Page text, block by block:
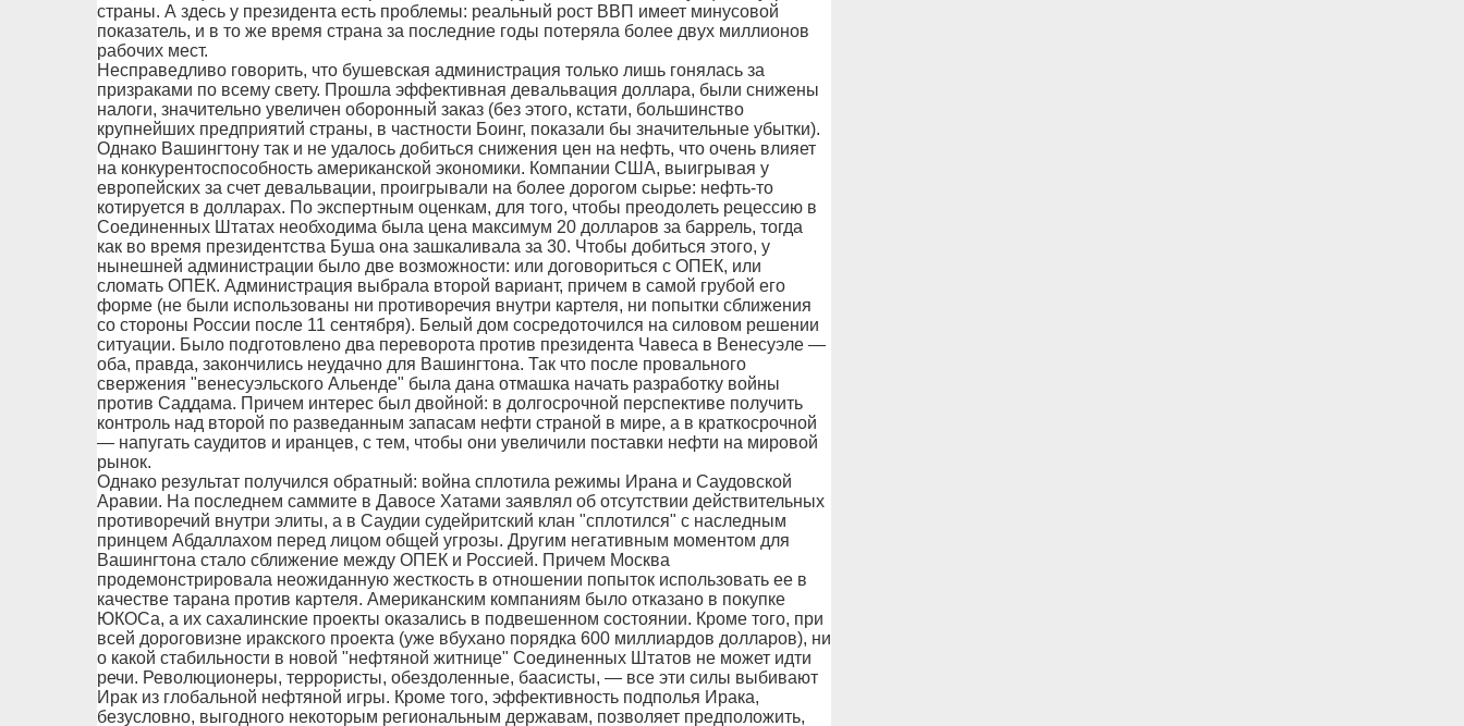
страны. А здесь у президента есть проблемы: реальный рост ВВП имеет минусовой
показатель, и в то же время страна за последние годы потеряла более двух миллионов
рабочих мест.
Несправедливо говорить, что бушевская администрация только лишь гонялась за
призраками по всему свету. Прошла эффективная девальвация доллара, были снижены
налоги, значительно увеличен оборонный заказ (без этого, кстати, большинство
крупнейших предприятий страны, в частности Боинг, показали бы значительные убытки).
Однако Вашингтону так и не удалось добиться снижения цен на нефть, что очень влияет
на конкурентоспособность американской экономики. Компании США, выигрывая у
европейских за счет девальвации, проигрывали на более дорогом сырье: нефть-то
котируется в долларах. По экспертным оценкам, для того, чтобы преодолеть рецессию в
Соединенных Штатах необходима была цена максимум 20 долларов за баррель, тогда
как во время президентства Буша она зашкаливала за 30. Чтобы добиться этого, у
нынешней администрации было две возможности: или договориться с ОПЕК, или
сломать ОПЕК. Администрация выбрала второй вариант, причем в самой грубой его
форме (не были использованы ни противоречия внутри картеля, ни попытки сближения
со стороны России после 11 сентября). Белый дом сосредоточился на силовом решении
ситуации. Было подготовлено два переворота против президента Чавеса в Венесуэле —
оба, правда, закончились неудачно для Вашингтона. Так что после провального
свержения "венесуэльского Альенде" была дана отмашка начать разработку войны
против Саддама. Причем интерес был двойной: в долгосрочной перспективе получить
контроль над второй по разведанным запасам нефти страной в мире, а в краткосрочной
— напугать саудитов и иранцев, с тем, чтобы они увеличили поставки нефти на мировой
рынок.
Однако результат получился обратный: война сплотила режимы Ирана и Саудовской
Аравии. На последнем саммите в Давосе Хатами заявлял об отсутствии действительных
противоречий внутри элиты, а в Саудии судейритский клан "сплотился" с наследным
принцем Абдаллахом перед лицом общей угрозы. Другим негативным моментом для
Вашингтона стало сближение между ОПЕК и Россией. Причем Москва
продемонстрировала неожиданную жесткость в отношении попыток использовать ее в
качестве тарана против картеля. Американским компаниям было отказано в покупке
ЮКОСа, а их сахалинские проекты оказались в подвешенном состоянии. Кроме того, при
всей дороговизне иракского проекта (уже вбухано порядка 600 миллиардов долларов), ни
о какой стабильности в новой "нефтяной житнице" Соединенных Штатов не может идти
речи. Революционеры, террористы, обездоленные, баасисты, — все эти силы выбивают
Ирак из глобальной нефтяной игры. Кроме того, эффективность подполья Ирака,
безусловно, выгодного некоторым региональным державам, позволяет предположить,